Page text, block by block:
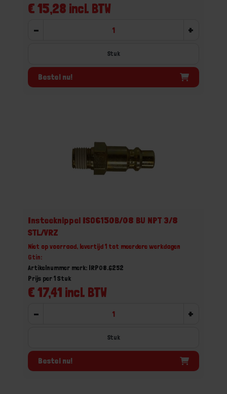
€ 15,28 incl. BTW
- +
Stuk
Bestel nu!
Insteeknippel ISO6150B/08 BU NPT 3/8
STL/VRZ
Niet op voorraad, levertijd 1 tot meerdere werkdagen
Gtin:
Artikelnummer merk: IRP08.6252
€ 17,41 incl. BTW
Prijs per 1 Stuk
- +
Stuk
Bestel nu!